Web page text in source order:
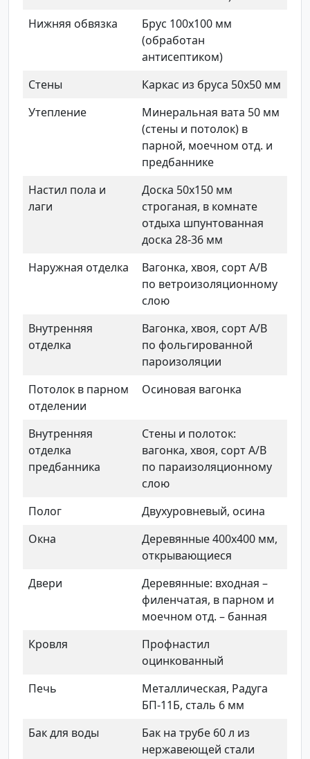
Нижняя обвязка
Брус 100х100 мм
(обработан
антисептиком)
Стены
Каркас из бруса 50х50 мм
Утепление
Минеральная вата 50 мм
(стены и потолок) в
парной, моечном отд. и
предбаннике
Настил пола и
лаги
Доска 50х150 мм
строганая, в комнате
отдыха шпунтованная
доска 28-36 мм
Наружная отделка
Вагонка, хвоя, сорт А/В
по ветроизоляционному
слою
Внутренняя
отделка
Вагонка, хвоя, сорт А/В
по фольгированной
пароизоляции
Потолок в парном
отделении
Осиновая вагонка
Внутренняя
отделка
предбанника
Стены и полоток:
вагонка, хвоя, сорт А/В
по параизоляционному
слою
Полог
Двухуровневый, осина
Окна
Деревянные 400х400 мм,
открывающиеся
Двери
Деревянные: входная –
филенчатая, в парном и
моечном отд. – банная
Кровля
Профнастил
оцинкованный
Печь
Металлическая, Радуга
БП-11Б, сталь 6 мм
Бак для воды
Бак на трубе 60 л из
нержавеющей стали